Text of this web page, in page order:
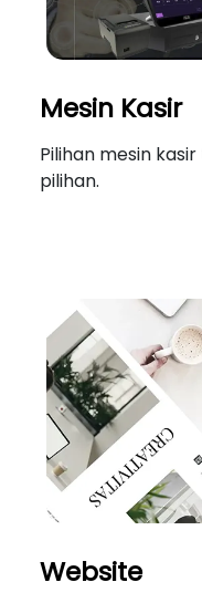
Mesin Kasir
Pilihan mesin
pilihan.
Website